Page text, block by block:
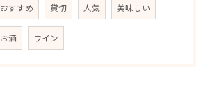
おすすめ 貸切 人気 美味しい
お酒 ワイン